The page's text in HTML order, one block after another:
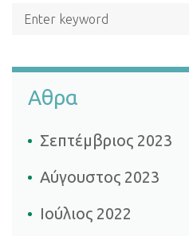
Αθρα
Σεπτέμβριος 2023
Αύγουστος 2023
Ιούλιος 2022